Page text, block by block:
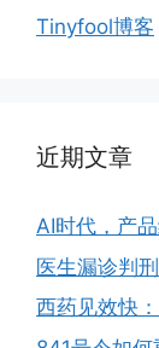
Tinyfool博客
近期文章
AI时代，产
医生漏诊判
西药见效快